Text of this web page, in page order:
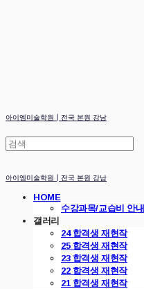
아이엠미술학원┃전국 본원 강남
아이엠미술학원┃전국 본원 강남
HOME
수강과목/교습비 안내
갤러리
24 합격생 재현작
25 합격생 재현작
23 합격생 재현작
22 합격생 재현작
21 합격생 재현작